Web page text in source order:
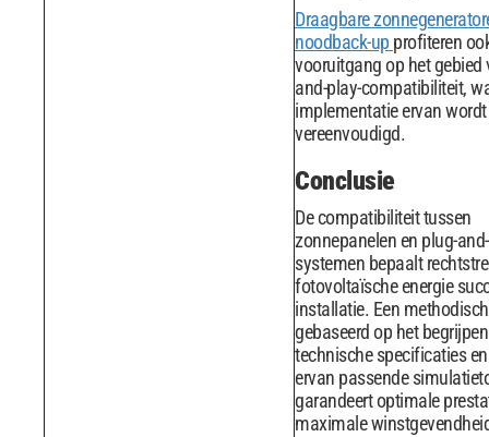
Draagbare
noodback-up profiteren
vooruitgang op het gebied
and-play-compatibiliteit,
implementatie ervan wordt
vereenvoudigd.
Conclusie
De compatibiliteit tussen
zonnepanelen en plug-
systemen bepaalt
fotovoltaïsche energie
installatie. Een
gebaseerd op het
technische specificaties
ervan passende
garandeert optimale
maximale